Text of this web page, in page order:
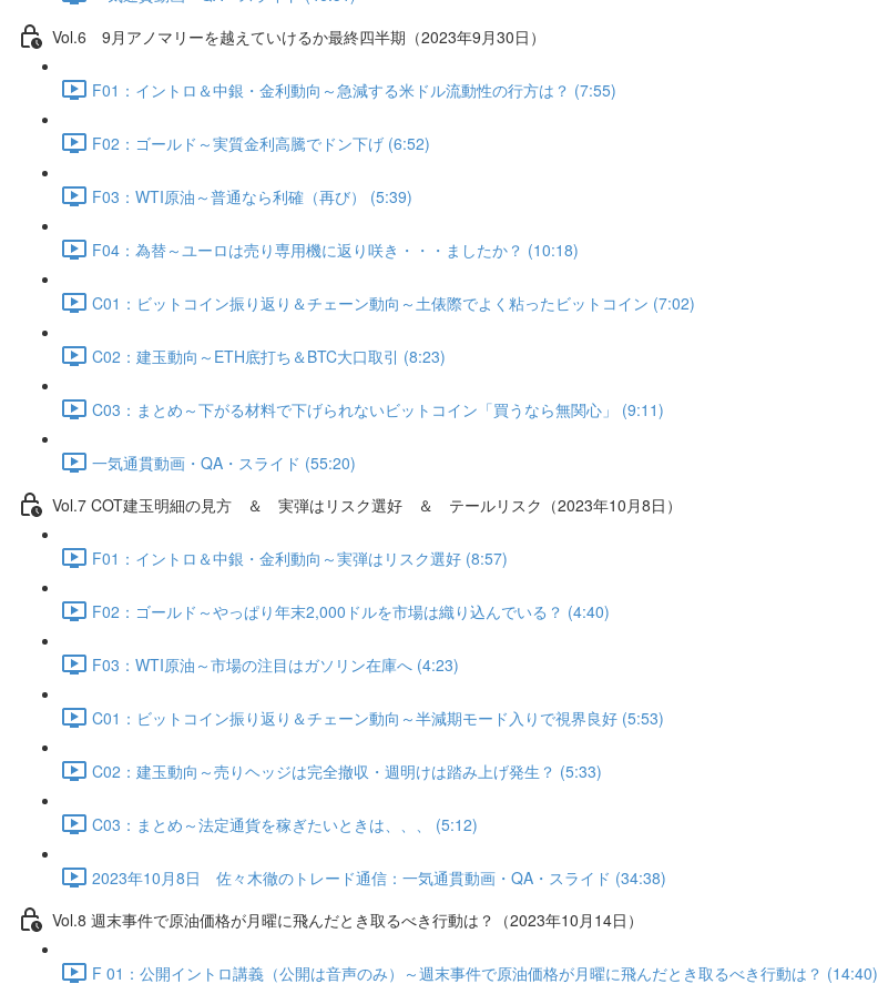
Vol.6 9⽉アノマリーを越えていけるか最終四半期（2023年9月30日）
F01：イントロ＆中銀・金利動向～急減する米ドル流動性の行方は？ (7:55)
F02：ゴールド～実質金利高騰でドン下げ (6:52)
F03：WTI原油～普通なら利確（再び） (5:39)
F04：為替～ユーロは売り専用機に返り咲き・・・ましたか？ (10:18)
C01：ビットコイン振り返り＆チェーン動向～土俵際でよく粘ったビットコイン (7:02)
C02：建玉動向～ETH底打ち＆BTC大口取引 (8:23)
C03：まとめ～下がる材料で下げられないビットコイン「買うなら無関心」 (9:11)
一気通貫動画・QA・スライド (55:20)
Vol.7 COT建⽟明細の⾒⽅ ＆ 実弾はリスク選好 ＆ テールリスク（2023年10月8日）
F01：イントロ＆中銀・金利動向～実弾はリスク選好 (8:57)
F02：ゴールド～やっぱり年末2,000ドルを市場は織り込んでいる？ (4:40)
F03：WTI原油～市場の注目はガソリン在庫へ (4:23)
C01：ビットコイン振り返り＆チェーン動向～半減期モード入りで視界良好 (5:53)
C02：建玉動向～売りヘッジは完全撤収・週明けは踏み上げ発生？ (5:33)
C03：まとめ～法定通貨を稼ぎたいときは、、、 (5:12)
2023年10月8日 佐々木徹のトレード通信：一気通貫動画・QA・スライド (34:38)
Vol.8 週末事件で原油価格が月曜に飛んだとき取るべき行動は？（2023年10月14日）
F 01：公開イントロ講義（公開は音声のみ）～週末事件で原油価格が月曜に飛んだとき取るべき行動は？ (14:40)